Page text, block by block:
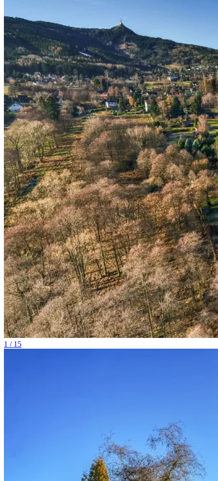
1 / 15